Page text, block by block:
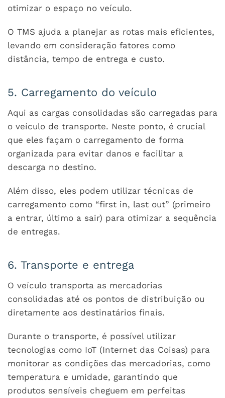
otimizar o espaço no veículo.
O TMS ajuda a planejar as rotas mais eficientes,
levando em consideração fatores como
distância, tempo de entrega e custo.
5. Carregamento do veículo
Aqui as cargas consolidadas são carregadas para
o veículo de transporte. Neste ponto, é crucial
que eles façam o carregamento de forma
organizada para evitar danos e facilitar a
descarga no destino.
Além disso, eles podem utilizar técnicas de
carregamento como “first in, last out” (primeiro
a entrar, último a sair) para otimizar a sequência
de entregas.
6. Transporte e entrega
O veículo transporta as mercadorias
consolidadas até os pontos de distribuição ou
diretamente aos destinatários finais.
Durante o transporte, é possível utilizar
tecnologias como IoT (Internet das Coisas) para
monitorar as condições das mercadorias, como
temperatura e umidade, garantindo que
produtos sensíveis cheguem em perfeitas